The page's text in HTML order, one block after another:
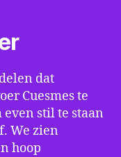
dat
Cuesmes te
stil te staan
We zien
hoop